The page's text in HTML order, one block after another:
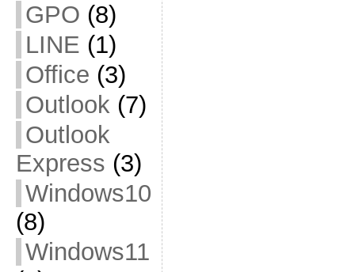
GPO (8)
LINE (1)
Office (3)
Outlook(7)
Outlook
Express (3)
Windows10
(8)
Windows11